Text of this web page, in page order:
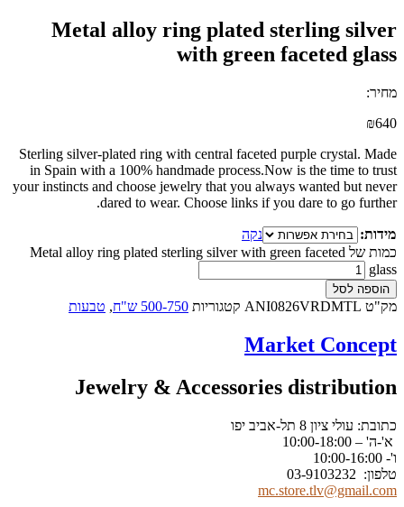
Metal alloy ring plated sterling silver
with green faceted glass
מחיר:
₪640
Sterling silver-plated ring with central faceted purple crystal. Made
in Spain with a 100% handmade process.Now is the time to trust
your instincts and choose jewelry that you always wanted but never
dared to wear. Choose links if you dare to go further.
מידות:
נקה
כמות של Metal alloy ring plated sterling silver with green faceted
glass
הוספה לסל
מק"ט ANI0826VRDMTL קטגוריות 500-750 ש"ח , טבעות
Market Concept
Jewelry & Accessories distribution
כתובת: עולי ציון 8 תל-אביב יפו
א'-ה' – 10:00-18:00
ו'- 10:00-16:00
טלפון: 03-9103232
mc.store.tlv@gmail.com